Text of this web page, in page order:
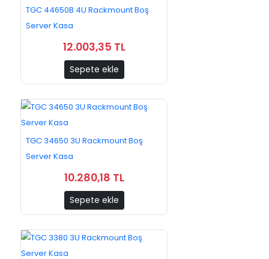
TGC 44650B 4U Rackmount Boş
Server Kasa
12.003,35 TL
Sepete ekle
TGC 34650 3U Rackmount Boş
Server Kasa
10.280,18 TL
Sepete ekle